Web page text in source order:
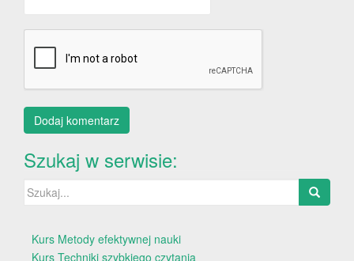
Szukaj w serwisie:
Szukaj:
Kurs Metody efektywnej nauki
Kurs Techniki szybkiego czytania